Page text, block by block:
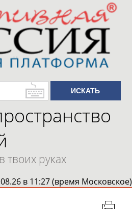
твоих руках
в 11:27 (время Московское)